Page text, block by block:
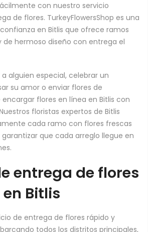
con nuestro servicio
de flores. TurkeyFlowersShop es una
en Bitlis que ofrece ramos
de hermoso diseño con entrega el
alguien especial, celebrar un
su amor o enviar flores de
flores en línea en Bitlis con
floristas expertos de Bitlis
cada ramo con flores frescas
que cada arreglo llegue en
entrega de flores
Bitlis
de entrega de flores rápido y
todos los distritos principales,